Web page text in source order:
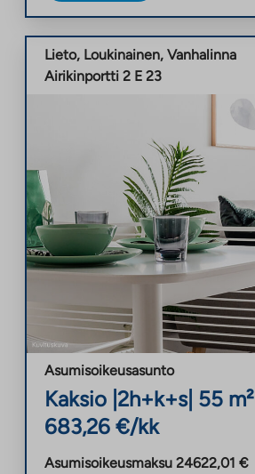
Lieto, Loukinainen, Vanhalinna
Airikinportti 2 E 23
Asumisoikeusasunto
Kaksio 2h+k+s| 55 m²
683,26 €/kk
Asumisoikeusmaksu 24622,01 €